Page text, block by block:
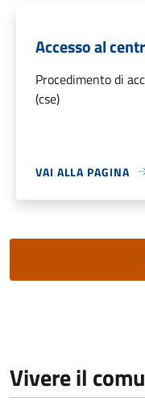
Accesso al
Procedimento di
(cse)
VAI ALLA PAGINA
Vivere il